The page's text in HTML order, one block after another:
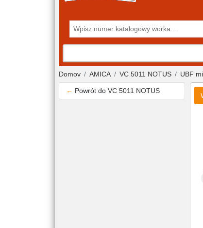
Domov AMICA VC 5011 NOTUS UBF
← Powrót do VC 5011 NOTUS